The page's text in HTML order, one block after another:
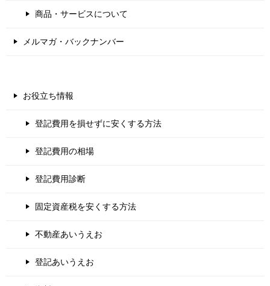
商品・サービスについて
メルマガ・バックナンバー
お役立ち情報
登記費用を損せずに安くする方法
登記費用の相場
登記費用診断
固定資産税を安くする方法
不動産あいうえお
登記あいうえお